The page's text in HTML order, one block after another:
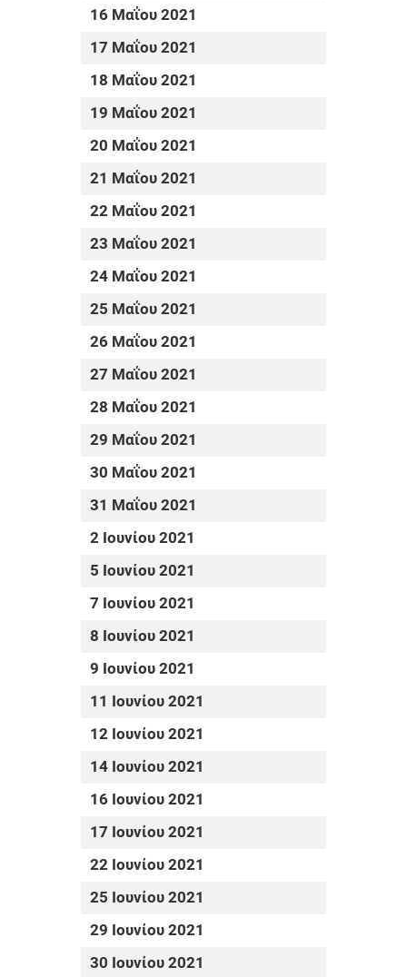
16 Μαΐου 2021
17 Μαΐου 2021
18 Μαΐου 2021
19 Μαΐου 2021
20 Μαΐου 2021
21 Μαΐου 2021
22 Μαΐου 2021
23 Μαΐου 2021
24 Μαΐου 2021
25 Μαΐου 2021
26 Μαΐου 2021
27 Μαΐου 2021
28 Μαΐου 2021
29 Μαΐου 2021
30 Μαΐου 2021
31 Μαΐου 2021
2 Ιουνίου 2021
5 Ιουνίου 2021
7 Ιουνίου 2021
8 Ιουνίου 2021
9 Ιουνίου 2021
11 Ιουνίου 2021
12 Ιουνίου 2021
14 Ιουνίου 2021
16 Ιουνίου 2021
17 Ιουνίου 2021
22 Ιουνίου 2021
25 Ιουνίου 2021
29 Ιουνίου 2021
30 Ιουνίου 2021